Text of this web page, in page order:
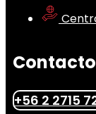
Contacto
+56 2 2715